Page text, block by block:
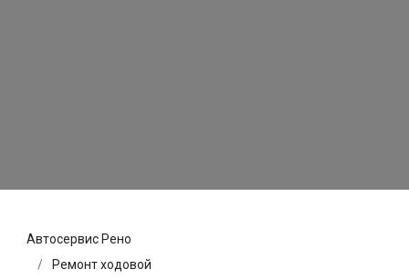
Автосервис Рено
Ремонт ходовой